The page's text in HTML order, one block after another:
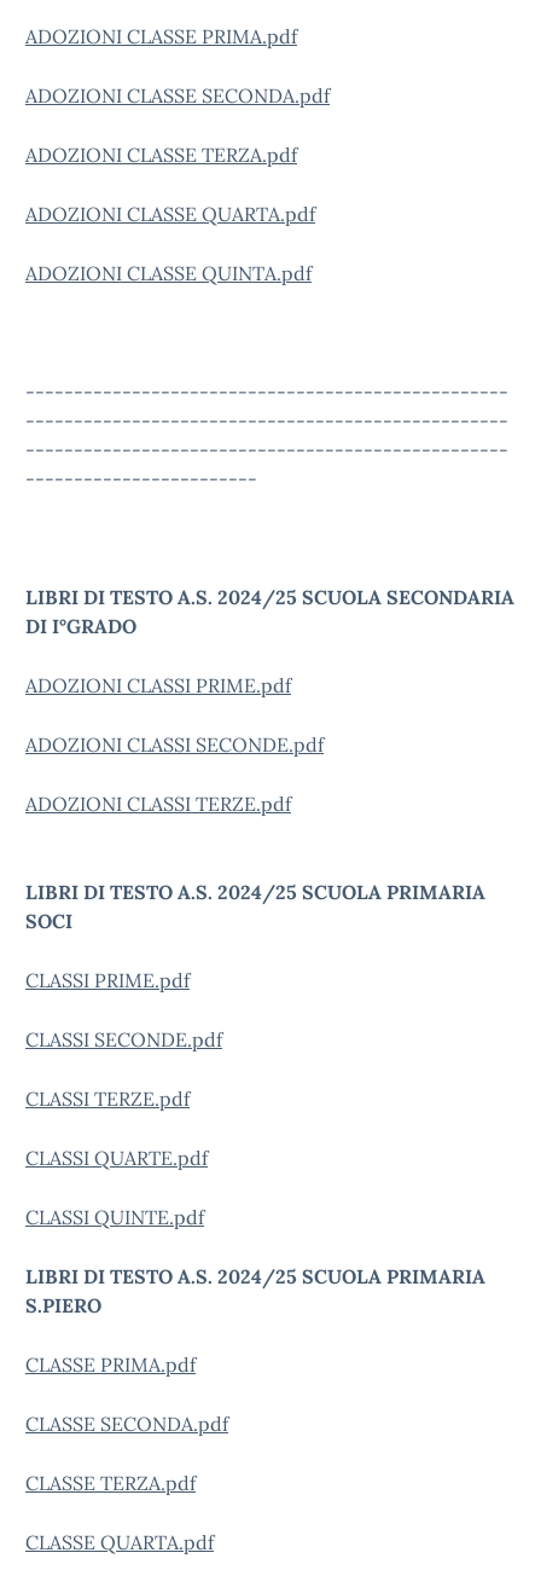
ADOZIONI CLASSE PRIMA.pdf
ADOZIONI CLASSE SECONDA.pdf
ADOZIONI CLASSE TERZA.pdf
ADOZIONI CLASSE QUARTA.pdf
ADOZIONI CLASSE QUINTA.pdf
--------------------------------------------------
--------------------------------------------------
--------------------------------------------------
------------------------
LIBRI DI TESTO A.S. 2024/25 SCUOLA SECONDARIA
DI I°GRADO
ADOZIONI CLASSI PRIME.pdf
ADOZIONI CLASSI SECONDE.pdf
ADOZIONI CLASSI TERZE.pdf
LIBRI DI TESTO A.S. 2024/25 SCUOLA PRIMARIA
SOCI
CLASSI PRIME.pdf
CLASSI SECONDE.pdf
CLASSI TERZE.pdf
CLASSI QUARTE.pdf
CLASSI QUINTE.pdf
LIBRI DI TESTO A.S. 2024/25 SCUOLA PRIMARIA
S.PIERO
CLASSE PRIMA.pdf
CLASSE SECONDA.pdf
CLASSE TERZA.pdf
CLASSE QUARTA.pdf